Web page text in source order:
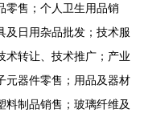
零售；个人卫生用品销
及日用杂品批发；技术服
术转让、技术推广；产业
元器件零售；用品及器材
料制品销售；玻璃纤维及